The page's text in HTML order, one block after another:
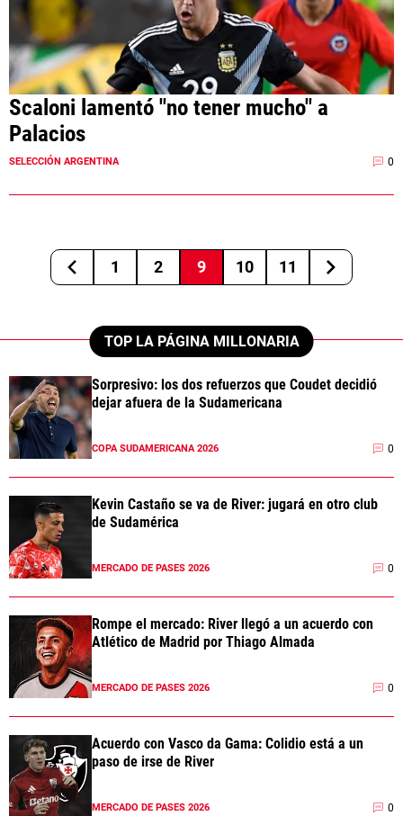
Scaloni lamentó "no tener mucho" a
Palacios
SELECCIÓN ARGENTINA 0
1 2 9 10 11
TOP LA PÁGINA MILLONARIA
Sorpresivo: los dos refuerzos que Coudet decidió
dejar afuera de la Sudamericana
COPA SUDAMERICANA 2026 0
Kevin Castaño se va de River: jugará en otro club
de Sudamérica
MERCADO DE PASES 2026 0
Rompe el mercado: River llegó a un acuerdo con
Atlético de Madrid por Thiago Almada
MERCADO DE PASES 2026 0
Acuerdo con Vasco da Gama: Colidio está a un
paso de irse de River
MERCADO DE PASES 2026 0